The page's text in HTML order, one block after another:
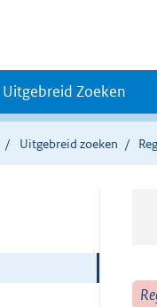
Uitgebreid Zoeken
Uitgebreid zoeken